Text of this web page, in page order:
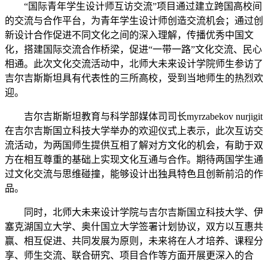
“国际青年学生设计师互访交流”项目通过建立跨国高校间
的交流与合作平台，为青年学生设计师创造交流机会；通过创
新设计合作促进不同文化之间的深入理解，传播优秀中国文
化，搭建国际交流合作桥梁，促进“一带一路”文化交流、民心
相通。此次文化交流活动中，北师大未来设计学院师生参访了
吉尔吉斯斯坦具有代表性的三所高校，受到当地师生的热烈欢
迎。
吉尔吉斯斯坦教育与科学部媒体司司长myrzabekov nurjigit
在吉尔吉斯国立科技大学举办的欢迎仪式上表示，此次互访交
流活动，为两国师生提供互相了解对方文化的机会，有助于双
方在相互尊重的基础上实现文化互通与合作。期待两国学生通
过文化交流与思维碰撞，能够设计出独具特色且创新前沿的作
品。
同时，北师大未来设计学院与吉尔吉斯国立科技大学、伊
塞克湖国立大学、奥什国立大学签署计划协议，双方以互惠共
赢、相互促进、共同发展为原则，未来将在人才培养、课程分
享、师生交流、联合研究、项目合作等方面开展更深入的合